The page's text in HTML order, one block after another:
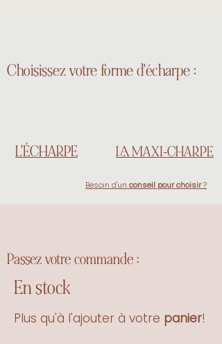
Les Écharpes en stock !
Choisissez votre forme d'écharpe :
L'ÉCHARPE LA MAXI-CHARPE
Besoin d'un conseil pour choisir?
Passez votre commande :
En stock
Plus qu'à l'ajouter à votre panier!